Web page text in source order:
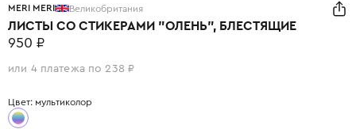
MERI MERI Великобритания
ЛИСТЫ СО СТИКЕРАМИ "ОЛЕНЬ", БЛЕСТЯЩИЕ
950 ₽
или 4 платежа по 238 ₽
Цвет: мультиколор